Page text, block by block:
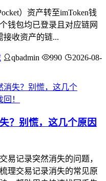
）资产转至imToken钱
钱包均已登录且对应链网
接收资产的链...
qbadmin 990
2026-08-
？别慌，这几个原因
易记录突然消失的问题，
理交易记录消失的常见原